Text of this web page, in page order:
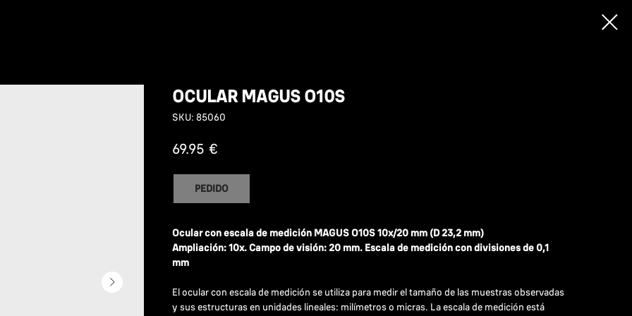
OCULAR MAGUS O10S
SKU: 85060
69.95 €
PEDIDO
Ocular con escala de medición MAGUS O10S 10х/20 mm (D 23,2 mm)
Ampliación: 10x. Campo de visión: 20 mm. Escala de medición con divisiones de 0,1
mm
El ocular con escala de medición se utiliza para medir el tamaño de las muestras observadas
y sus estructuras en unidades lineales: milímetros o micras. La escala de medición está